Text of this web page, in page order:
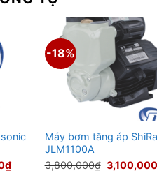
₫Giá
-18%
Máy bơm tăng áp
JLM1100A
3,800,000₫ Giá
gốc
3,100,000